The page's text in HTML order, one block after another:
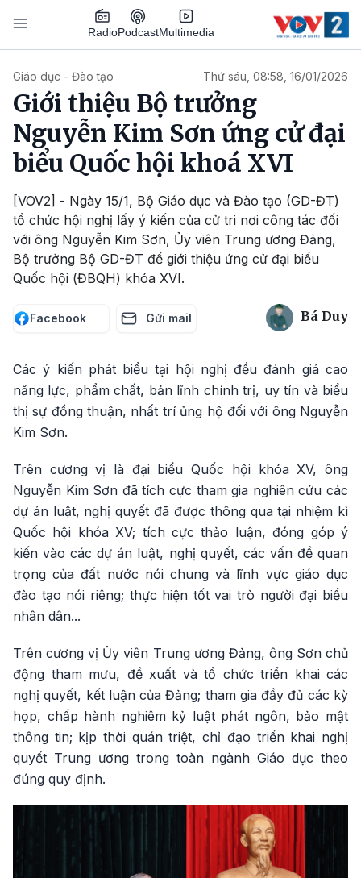
Nhảy đến nội dung
RadioPodcastMultimedia
Giáo dục - Đào tạo Thứ sáu, 08:58, 16/01/2026
Giới thiệu Bộ trưởng
Nguyễn Kim Sơn ứng cử đại
biểu Quốc hội khoá XVI
[VOV2] - Ngày 15/1, Bộ Giáo dục và Đào tạo (GD-ĐT)
tổ chức hội nghị lấy ý kiến của cử tri nơi công tác đối
với ông Nguyễn Kim Sơn, Ủy viên Trung ương Đảng,
Bộ trưởng Bộ GD-ĐT để giới thiệu ứng cử đại biểu
Quốc hội (ĐBQH) khóa XVI.
Facebook Gửi mail Bá Duy
Các ý kiến phát biểu tại hội nghị đều đánh giá cao
năng lực, phẩm chất, bản lĩnh chính trị, uy tín và biểu
thị sự đồng thuận, nhất trí ủng hộ đối với ông Nguyễn
Kim Sơn.
Trên cương vị là đại biểu Quốc hội khóa XV, ông
Nguyễn Kim Sơn đã tích cực tham gia nghiên cứu các
dự án luật, nghị quyết đã được thông qua tại nhiệm kì
Quốc hội khóa XV; tích cực thảo luận, đóng góp ý
kiến vào các dự án luật, nghị quyết, các vấn đề quan
trọng của đất nước nói chung và lĩnh vực giáo dục
đào tạo nói riêng; thực hiện tốt vai trò người đại biểu
nhân dân...
Trên cương vị Ủy viên Trung ương Đảng, ông Sơn chủ
động tham mưu, đề xuất và tổ chức triển khai các
nghị quyết, kết luận của Đảng; tham gia đầy đủ các kỳ
họp, chấp hành nghiêm kỷ luật phát ngôn, bảo mật
thông tin; kịp thời quán triệt, chỉ đạo triển khai nghị
quyết Trung ương trong toàn ngành Giáo dục theo
đúng quy định.